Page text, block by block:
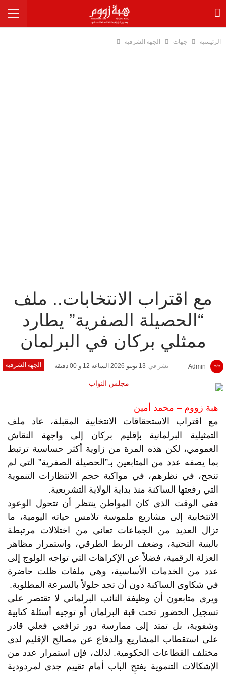
الرئيسية جهات الجهة الشرقية
مع اقتراب الانتخابات.. ملف
“الحصيلة الصفرية” يطارد
ممثلي بركان في البرلمان
الجهة الشرقية Admin نشر في 13 يونيو 2026 الساعة 12 و 00 دقيقة
هبة زووم – محمد أمين
مع اقتراب الاستحقاقات الانتخابية المقبلة، عاد ملف
التمثيلية البرلمانية بإقليم بركان إلى واجهة النقاش
العمومي، لكن هذه المرة من زاوية أكثر حساسية ترتبط
بما يصفه عدد من المتابعين بـ”الحصيلة الصفرية” التي لم
تنجح، في نظرهم، في مواكبة حجم الانتظارات التنموية
التي رفعتها الساكنة منذ بداية الولاية التشريعية.
ففي الوقت الذي كان المواطن ينتظر أن تتحول الوعود
الانتخابية إلى مشاريع ملموسة تلامس حياته اليومية، ما
تزال العديد من الجماعات تعاني من اختلالات مرتبطة
بالبنية التحتية، وضعف الربط الطرقي، واستمرار مظاهر
العزلة الرقمية، فضلاً عن الإكراهات التي تواجه الولوج إلى
عدد من الخدمات الأساسية، وهي ملفات ظلت حاضرة
في شكاوى الساكنة دون أن تجد حلولاً بالسرعة المطلوبة.
ويرى متابعون أن وظيفة النائب البرلماني لا تقتصر على
تسجيل الحضور تحت قبة البرلمان أو توجيه أسئلة كتابية
وشفوية، بل تمتد إلى ممارسة دور ترافعي فعلي قادر
على استقطاب المشاريع والدفاع عن مصالح الإقليم لدى
مختلف القطاعات الحكومية. لذلك، فإن استمرار عدد من
الإشكالات التنموية يفتح الباب أمام تقييم جدي لمردودية